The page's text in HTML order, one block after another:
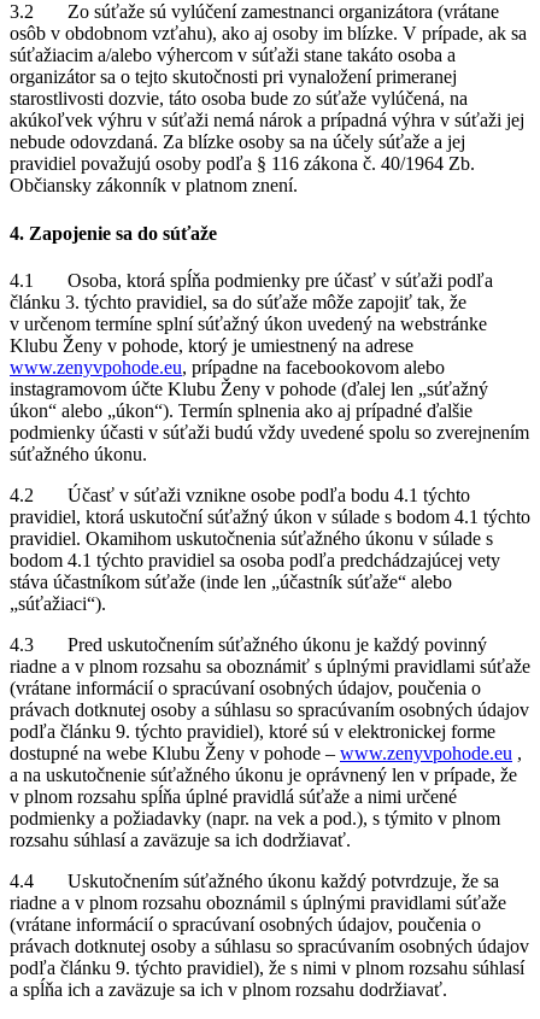
3.2 Zo súťaže sú vylúčení zamestnanci organizátora (vrátane
osôb v obdobnom vzťahu), ako aj osoby im blízke. V prípade, ak sa
súťažiacim a/alebo výhercom v súťaži stane takáto osoba a
organizátor sa o tejto skutočnosti pri vynaložení primeranej
starostlivosti dozvie, táto osoba bude zo súťaže vylúčená, na
akúkoľvek výhru v súťaži nemá nárok a prípadná výhra v súťaži jej
nebude odovzdaná. Za blízke osoby sa na účely súťaže a jej
pravidiel považujú osoby podľa § 116 zákona č. 40/1964 Zb.
Občiansky zákonník v platnom znení.
4. Zapojenie sa do súťaže
4.1 Osoba, ktorá spĺňa podmienky pre účasť v súťaži podľa
článku 3. týchto pravidiel, sa do súťaže môže zapojiť tak, že
v určenom termíne splní súťažný úkon uvedený na webstránke
Klubu Ženy v pohode, ktorý je umiestnený na adrese
www.zenyvpohode.eu, prípadne na facebookovom alebo
instagramovom účte Klubu Ženy v pohode (ďalej len „súťažný
úkon“ alebo „úkon“). Termín splnenia ako aj prípadné ďalšie
podmienky účasti v súťaži budú vždy uvedené spolu so zverejnením
súťažného úkonu.
4.2 Účasť v súťaži vznikne osobe podľa bodu 4.1 týchto
pravidiel, ktorá uskutoční súťažný úkon v súlade s bodom 4.1 týchto
pravidiel. Okamihom uskutočnenia súťažného úkonu v súlade s
bodom 4.1 týchto pravidiel sa osoba podľa predchádzajúcej vety
stáva účastníkom súťaže (inde len „účastník súťaže“ alebo
„súťažiaci“).
4.3 Pred uskutočnením súťažného úkonu je každý povinný
riadne a v plnom rozsahu sa oboznámiť s úplnými pravidlami súťaže
(vrátane informácií o spracúvaní osobných údajov, poučenia o
právach dotknutej osoby a súhlasu so spracúvaním osobných údajov
podľa článku 9. týchto pravidiel), ktoré sú v elektronickej forme
dostupné na webe Klubu Ženy v pohode – www.zenyvpohode.eu ,
a na uskutočnenie súťažného úkonu je oprávnený len v prípade, že
v plnom rozsahu spĺňa úplné pravidlá súťaže a nimi určené
podmienky a požiadavky (napr. na vek a pod.), s týmito v plnom
rozsahu súhlasí a zaväzuje sa ich dodržiavať.
4.4 Uskutočnením súťažného úkonu každý potvrdzuje, že sa
riadne a v plnom rozsahu oboznámil s úplnými pravidlami súťaže
(vrátane informácií o spracúvaní osobných údajov, poučenia o
právach dotknutej osoby a súhlasu so spracúvaním osobných údajov
podľa článku 9. týchto pravidiel), že s nimi v plnom rozsahu súhlasí
a spĺňa ich a zaväzuje sa ich v plnom rozsahu dodržiavať.